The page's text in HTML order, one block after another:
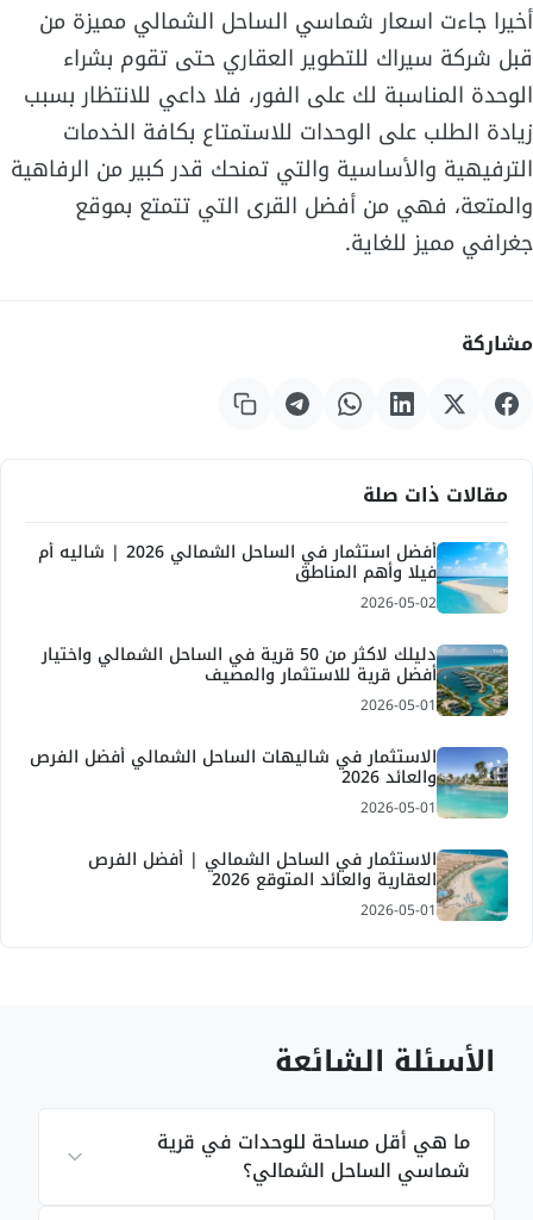
أخيرا جاءت اسعار شماسي الساحل الشمالي مميزة من
قبل شركة سيراك للتطوير العقاري حتى تقوم بشراء
الوحدة المناسبة لك على الفور، فلا داعي للانتظار بسبب
زيادة الطلب على الوحدات للاستمتاع بكافة الخدمات
الترفيهية والأساسية والتي تمنحك قدر كبير من الرفاهية
والمتعة، فهي من أفضل القرى التي تتمتع بموقع
جغرافي مميز للغاية.
مشاركة
مقالات ذات صلة
أفضل استثمار في الساحل الشمالي 2026 | شاليه أم
فيلا وأهم المناطق
2026-05-02
دليلك لاكثر من 50 قرية في الساحل الشمالي واختيار
أفضل قرية للاستثمار والمصيف
2026-05-01
الاستثمار في شاليهات الساحل الشمالي أفضل الفرص
والعائد 2026
2026-05-01
الاستثمار في الساحل الشمالي | أفضل الفرص
العقارية والعائد المتوقع 2026
2026-05-01
الأسئلة الشائعة
ما هي أقل مساحة للوحدات في قرية
شماسي الساحل الشمالي؟